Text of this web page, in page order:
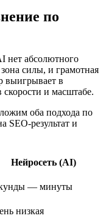
по
нет абсолютного
силы, и грамотная
выигрывает в
и масштабе.
оба подхода по
SEO-результат и
Нейросеть (AI)
— минуты
низкая